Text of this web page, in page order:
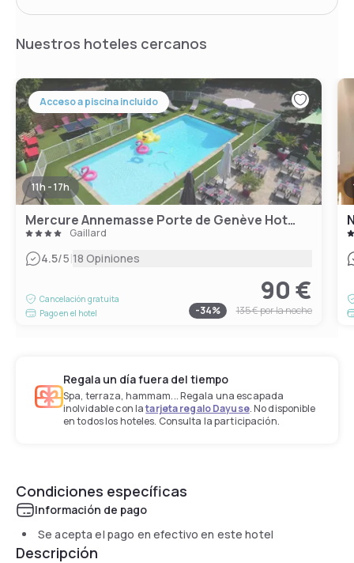
Nuestros hoteles cercanos
Acceso a piscina incluido
11h - 17h
Mercure Annemasse Porte de Genève Hotel
Gaillard
4.5/5|18 Opiniones
Cancelación gratuita
Pago en el hotel
90 €
-34% 135 €por la noche
Regala un día fuera del tiempo
Spa, terraza, hammam... Regala una escapada
inolvidable con latarjeta regalo Dayuse. No disponible
en todos los hoteles. Consulta la participación.
Condiciones específicas
Información de pago
Se acepta el pago en efectivo en este hotel
Descripción